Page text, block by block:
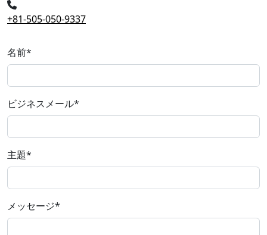
+81-505-050-9337
名前*
ビジネスメール*
主題*
メッセージ*